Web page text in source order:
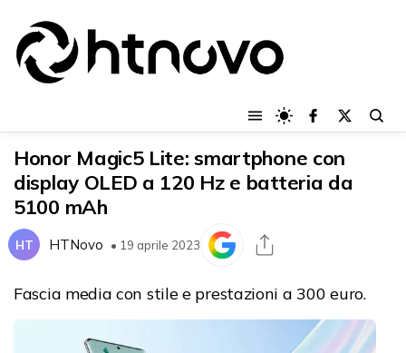
Honor Magic5 Lite: smartphone con
display OLED a 120 Hz e batteria da
5100 mAh
HT HTNovo • 19 aprile 2023
Fascia media con stile e prestazioni a 300 euro.